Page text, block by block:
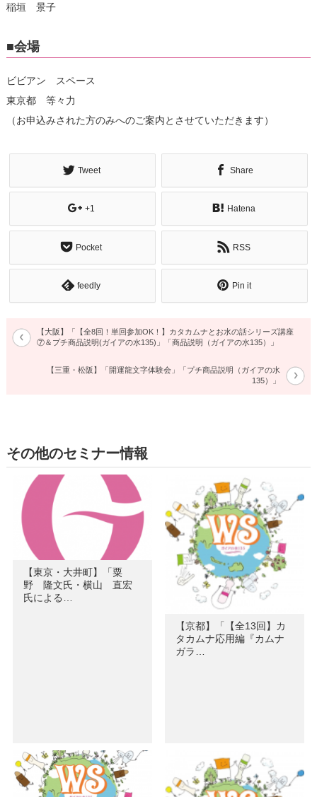
稲垣 景子
■会場
ビビアン スペース
東京都 等々力
（お申込みされた方のみへのご案内とさせていただきます）
Tweet Share
+1 Hatena
Pocket RSS
feedly Pin it
【大阪】「【全8回！単回参加OK！】カタカムナとお水の話シリーズ講座
⑦＆プチ商品説明(ガイアの水135)」「商品説明（ガイアの水135）」
【三重・松阪】「開運龍文字体験会」「プチ商品説明（ガイアの水
135）」
その他のセミナー情報
【東京・大井町】「粟
野 隆文氏・横山 直宏
氏による…
【京都】「【全13回】カ
タカムナ応用編『カムナ
ガラ…